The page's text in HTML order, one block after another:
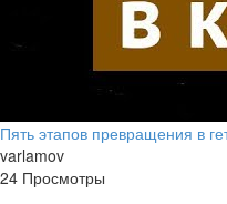
Пять этапов превращения в
varlamov
24 Просмотры